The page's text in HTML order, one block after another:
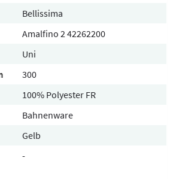
Bellissima
Amalfino 2 42262200
Uni
300
100% Polyester FR
Bahnenware
Gelb
-